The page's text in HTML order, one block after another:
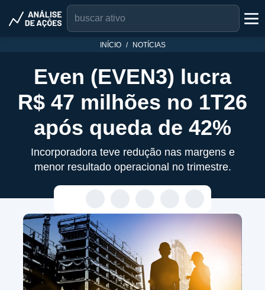
INÍCIO NOTÍCIAS
Even (EVEN3) lucra
R$ 47 milhões no 1T26
após queda de 42%
Incorporadora teve redução nas margens e
menor resultado operacional no trimestre.